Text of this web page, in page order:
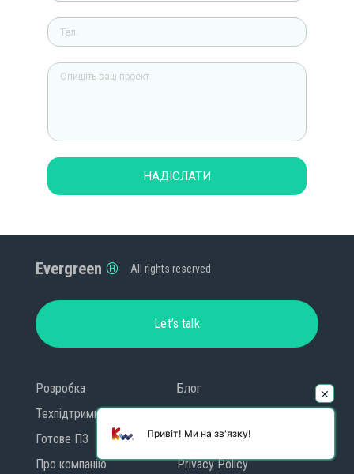
НАДІСЛАТИ
Evergreen All rights reserved
Let’s talk
Розробка
Техпідтримка
Готове ПЗ
Про компанію
Блог
GDPR
Privacy Policy
Привіт! Ми на зв'язку!